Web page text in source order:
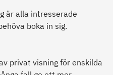
är alla intresserade
boka in sig.
privat visning för enskilda